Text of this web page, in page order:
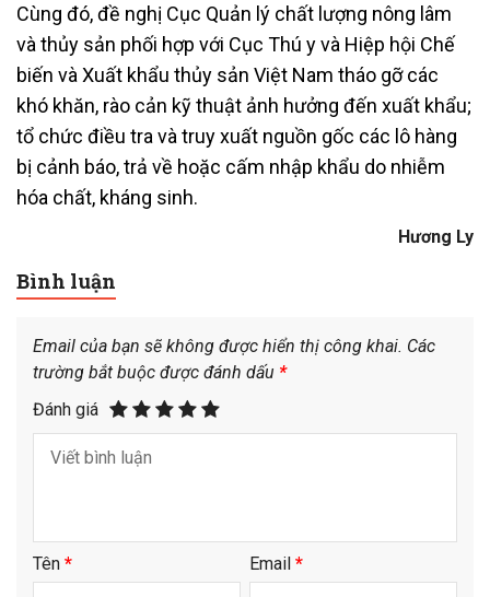
Cùng đó, đề nghị Cục Quản lý chất lượng nông lâm
và thủy sản phối hợp với Cục Thú y và Hiệp hội Chế
biến và Xuất khẩu thủy sản Việt Nam tháo gỡ các
khó khăn, rào cản kỹ thuật ảnh hưởng đến xuất khẩu;
tổ chức điều tra và truy xuất nguồn gốc các lô hàng
bị cảnh báo, trả về hoặc cấm nhập khẩu do nhiễm
hóa chất, kháng sinh.
Hương Ly
Bình luận
Email của bạn sẽ không được hiển thị công khai. Các
trường bắt buộc được đánh dấu *
Đánh giá
Tên * Email *